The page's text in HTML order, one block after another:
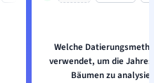
Welche
verwendet, um die
Bäumen zu